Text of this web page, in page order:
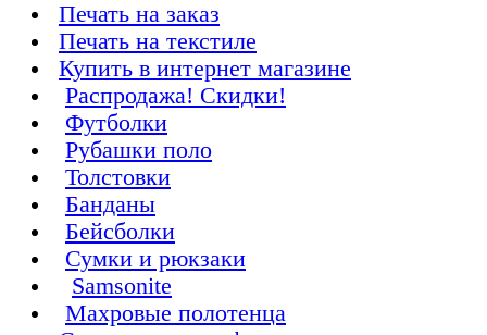
Печать на заказ
Печать на текстиле
Купить в интернет магазине
Распродажа! Скидки!
Футболки
Рубашки поло
Толстовки
Банданы
Бейсболки
Сумки и рюкзаки
Samsonite
Махровые полотенца